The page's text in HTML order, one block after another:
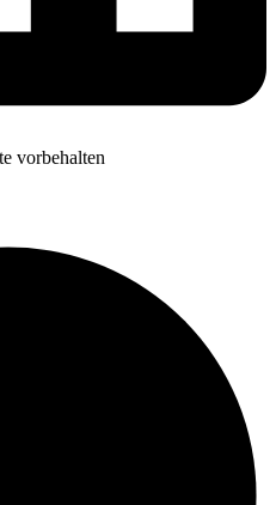
vorbehalten